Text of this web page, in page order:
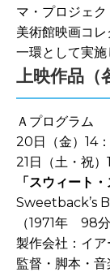
マ・プロジェ
美術館映画コ
一環として実施
上映作品（
Ａプログラム
20日（金）14
21日（土・祝
「スウィート
Sweetback’s
（1971年 98
製作会社：イア
監督・脚本・